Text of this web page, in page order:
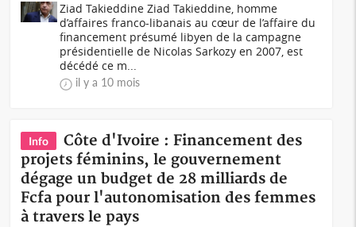
Ziad Takieddine Ziad Takieddine, homme
d’affaires franco-libanais au cœur de l’affaire du
financement présumé libyen de la campagne
présidentielle de Nicolas Sarkozy en 2007, est
décédé ce m...
il y a 10 mois
Info
Côte d'Ivoire : Financement des
projets féminins, le gouvernement
dégage un budget de 28 milliards de
Fcfa pour l'autonomisation des femmes
à travers le pays